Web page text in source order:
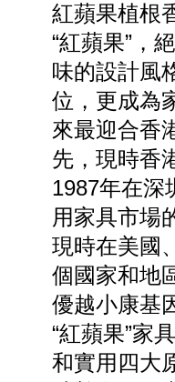
紅蘋果植根
“紅蘋果”，
味的設計風
位，更成為
來最迎合香
先，現時香
1987年在深
用家具市場
現時在美國
個國家和地
優越小康基
“紅蘋果”家
和實用四大